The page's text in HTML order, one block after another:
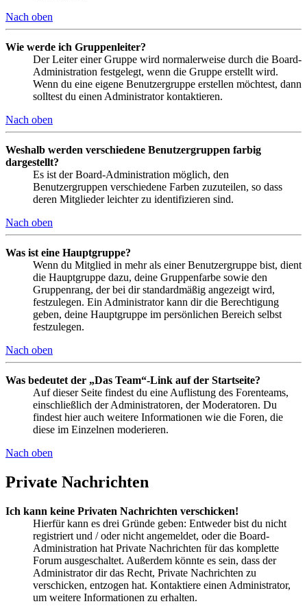
Nach oben
Wie werde ich Gruppenleiter?
Der Leiter einer Gruppe wird normalerweise durch die Board-
Administration festgelegt, wenn die Gruppe erstellt wird.
Wenn du eine eigene Benutzergruppe erstellen möchtest, dann
solltest du einen Administrator kontaktieren.
Nach oben
Weshalb werden verschiedene Benutzergruppen farbig
dargestellt?
Es ist der Board-Administration möglich, den
Benutzergruppen verschiedene Farben zuzuteilen, so dass
deren Mitglieder leichter zu identifizieren sind.
Nach oben
Was ist eine Hauptgruppe?
Wenn du Mitglied in mehr als einer Benutzergruppe bist, dient
die Hauptgruppe dazu, deine Gruppenfarbe sowie den
Gruppenrang, der bei dir standardmäßig angezeigt wird,
festzulegen. Ein Administrator kann dir die Berechtigung
geben, deine Hauptgruppe im persönlichen Bereich selbst
festzulegen.
Nach oben
Was bedeutet der „Das Team“-Link auf der Startseite?
Auf dieser Seite findest du eine Auflistung des Forenteams,
einschließlich der Administratoren, der Moderatoren. Du
findest hier auch weitere Informationen wie die Foren, die
diese im Einzelnen moderieren.
Nach oben
Private Nachrichten
Ich kann keine Privaten Nachrichten verschicken!
Hierfür kann es drei Gründe geben: Entweder bist du nicht
registriert und / oder nicht angemeldet, oder die Board-
Administration hat Private Nachrichten für das komplette
Forum ausgeschaltet. Außerdem könnte es sein, dass der
Administrator dir das Recht, Private Nachrichten zu
verschicken, entzogen hat. Kontaktiere einen Administrator,
um weitere Informationen zu erhalten.